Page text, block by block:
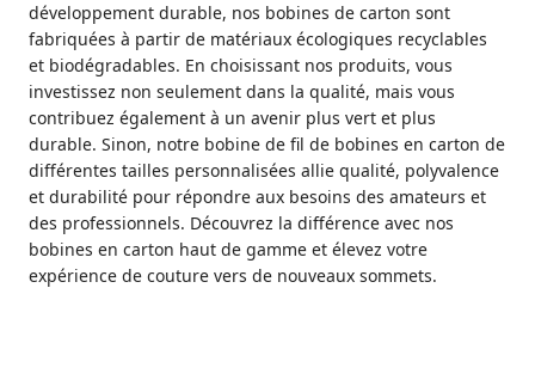
développement durable, nos bobines de carton sont
fabriquées à partir de matériaux écologiques recyclables
et biodégradables. En choisissant nos produits, vous
investissez non seulement dans la qualité, mais vous
contribuez également à un avenir plus vert et plus
durable. Sinon, notre bobine de fil de bobines en carton de
différentes tailles personnalisées allie qualité, polyvalence
et durabilité pour répondre aux besoins des amateurs et
des professionnels. Découvrez la différence avec nos
bobines en carton haut de gamme et élevez votre
expérience de couture vers de nouveaux sommets.